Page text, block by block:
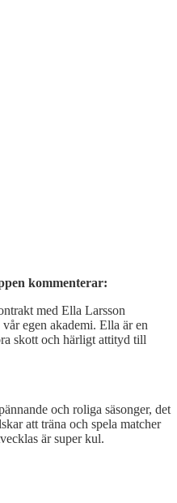
kommenterar:
med Ella Larsson
egen akademi. Ella är en
skott och härligt attityd till
och roliga säsonger, det
att träna och spela matcher
är super kul.